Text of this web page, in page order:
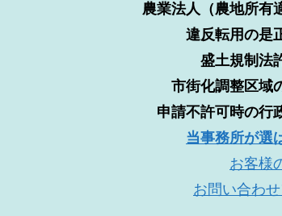
農業法人（農地所有
違反転用の是
盛土規制法
市街化調整区域
申請不許可時の行
当事務所が選
お客様
お問い合わ